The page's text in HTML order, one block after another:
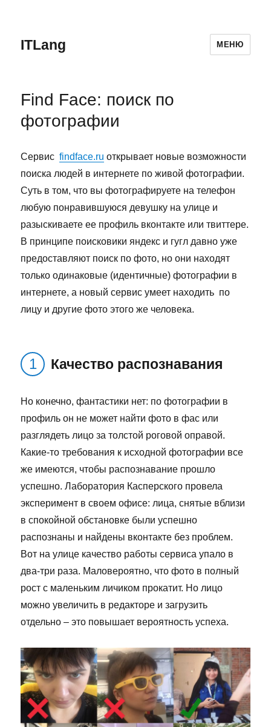
ITLang МЕНЮ
Find Face: поиск по
фотографии
Сервисfindface.ru открывает новые возможности
поиска людей в интернете по живой фотографии.
Суть в том, что вы фотографируете на телефон
любую понравившуюся девушку на улице и
разыскиваете ее профиль вконтакте или твиттере.
В принципе поисковики яндекс и гугл давно уже
предоставляют поиск по фото, но они находят
только одинаковые (идентичные) фотографии в
интернете, а новый сервис умеет находить по
лицу и другие фото этого же человека.
Качество распознавания
Но конечно, фантастики нет: по фотографии в
профиль он не может найти фото в фас или
разглядеть лицо за толстой роговой оправой.
Какие-то требования к исходной фотографии все
же имеются, чтобы распознавание прошло
успешно. Лаборатория Касперского провела
эксперимент в своем офисе: лица, снятые вблизи
в спокойной обстановке были успешно
распознаны и найдены вконтакте без проблем.
Вот на улице качество работы сервиса упало в
два-три раза. Маловероятно, что фото в полный
рост с маленьким личиком прокатит. Но лицо
можно увеличить в редакторе и загрузить
отдельно – это повышает вероятность успеха.